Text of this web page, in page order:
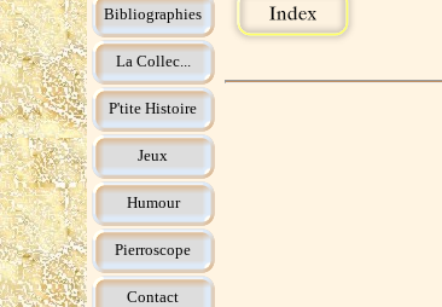
Bibliographies
La Collec...
P'tite Histoire
Jeux
Humour
Pierroscope
Contact